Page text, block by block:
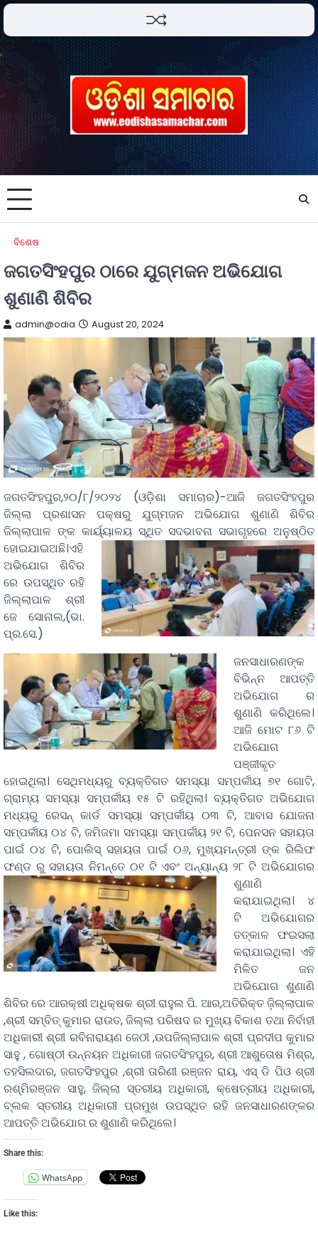
ବିଶେଷ
ଜଗତସିଂହପୁର ଠାରେ ଯୁଗ୍ମଜନ ଅଭିଯୋଗ
ଶୁଣାଣି ଶିବିର
admin@odia August 20, 2024
ଜଗତସିଂହପୁର,୨୦/୮/୨୦୨୪ (ଓଡ଼ିଶା ସମାଚାର)-ଆଜି ଜଗତସିଂହପୁର
ଜିଲ୍ଲା ପ୍ରଶାସନ ପକ୍ଷରୁ ଯୁଗ୍ମଜନ ଅଭିଯୋଗ ଶୁଣାଣି ଶିବିର
ଜିଲ୍ଲାପାଳ ଙ୍କ କାର୍ୟ୍ୟାଳୟ ସ୍ଥିତ ସଦଭାବନା ସଭାଗୃହରେ ଅନୁଷ୍ଠିତ
ହୋଇଯାଇଅଛି।ଏହି
ଅଭିଯୋଗ ଶିବିର
ରେ ଉପସ୍ଥିତ ରହି
ଜିଲ୍ଲାପାଳ ଶ୍ରୀ
ଜେ ସୋନାଲ,(ଭା.
ପ୍ର.ସେ.)
ଜନସାଧାରଣଙ୍କ
ବିଭିନ୍ନ ଆପତ୍ତି
ଅଭିଯୋଗ ର
ଶୁଣାଣି କରିଥିଲେ।
ଆଜି ମୋଟ ୮୬ ଟି
ଅଭିଯୋଗ
ପଞ୍ଜୀକୃତ
ହୋଇଥିଲା। ସେଥିମଧ୍ୟରୁ ବ୍ୟକ୍ତିଗତ ସମସ୍ୟା ସମ୍ପର୍କୀୟ ୭୧ ଗୋଟି,
ଗ୍ରାମ୍ୟ ସମସ୍ୟା ସମ୍ପର୍କୀୟ ୧୫ ଟି ରହିଥିଲା। ବ୍ୟକ୍ତିଗତ ଅଭିଯୋଗ
ମଧ୍ୟରୁ ରେସନ୍ କାର୍ଡ ସମସ୍ୟା ସମ୍ପର୍କୀୟ ୦୩ ଟି, ଆବାସ ଯୋଜନା
ସମ୍ପର୍କୀୟ ୦୪ ଟି, ଜମିଜମା ସମସ୍ୟା ସମ୍ପର୍କୀୟ ୨୧ ଟି, ପେନସନ ସହାୟତା
ପାଇଁ ୦୪ ଟି, ପୋଲିସ୍ ସହାୟତା ପାଇଁ ୦୬, ମୁଖ୍ୟମନ୍ତ୍ରୀ ଙ୍କ ରିଲିଫ
ଫଣ୍ଡ ରୁ ସହାୟତା ନିମନ୍ତେ ୦୧ ଟି ଏବଂ ଅନ୍ୟାନ୍ୟ ୨୮ ଟି ଅଭିଯୋଗର
ଶୁଣାଣି
କରାଯାଇଥିଲା। ୪
ଟି ଅଭିଯୋଗର
ତତ୍କାଳ ଫଇସଲା
କରାଯାଇଥିଲା। ଏହି
ମିଳିତ ଜନ
ଅଭିଯୋଗ ଶୁଣାଣି
ଶିବିର ରେ ଆରକ୍ଷୀ ଅଧିକ୍ଷକ ଶ୍ରୀ ରାହୁଲ ପି. ଆର,ଅତିରିକ୍ତ ଜ଼ିଲ୍ଲାପାଳ
,ଶ୍ରୀ ସମ୍ବିତ୍ କୁମାର ରାଉତ, ଜିଲ୍ଲା ପରିଷଦ ର ମୁଖ୍ୟ ବିକାଶ ତଥା ନିର୍ବାହୀ
ଅଧିକାରୀ ଶ୍ରୀ ରବିନାରାୟଣ ଜେଠୀ ,ଉପଜିଲ୍ଲାପାଳ ଶ୍ରୀ ପ୍ରଦୀପ କୁମାର
ସାହୁ , ଗୋଷ୍ଠୀ ଉନ୍ନୟନ ଅଧିକାରୀ ଜଗତସିଂହପୁର, ଶ୍ରୀ ଆଶୁତୋଷ ମିଶ୍ର,
ତହସିଲଦାର, ଜଗତସିଂହପୁର ,ଶ୍ରୀ ତାରିଣୀ ରଞ୍ଜନ ରାୟ, ଏସ୍ ଡି ପିଓ ଶ୍ରୀ
ରଶ୍ମିରଞ୍ଜନ ସାହୁ, ଜିଲ୍ଲା ସ୍ତରୀୟ ଅଧିକାରୀ, କ୍ଷେତ୍ରୀୟ ଅଧିକାରୀ,
ବ୍ଲକ ସ୍ତରୀୟ ଅଧିକାରୀ ପ୍ରମୁଖ ଉପସ୍ଥିତ ରହି ଜନସାଧାରଣଙ୍କର
ଆପତ୍ତି ଅଭିଯୋଗ ର ଶୁଣାଣି କରିଥିଲେ।
Share this:
WhatsApp
Like this: